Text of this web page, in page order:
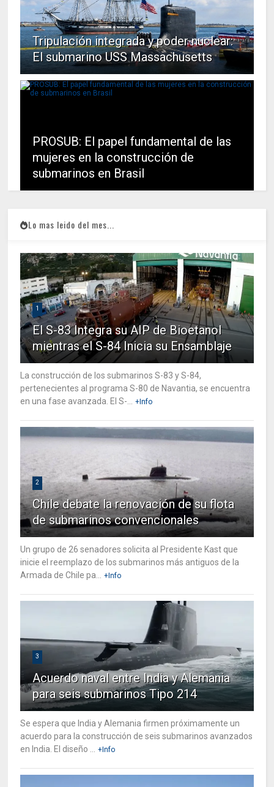
Tripulación integrada y poder nuclear:
El submarino USS Massachusetts
PROSUB: El papel fundamental de las
mujeres en la construcción de
submarinos en Brasil
Lo mas leido del mes...
1
El S-83 Integra su AIP de Bioetanol
mientras el S-84 Inicia su Ensamblaje
La construcción de los submarinos S-83 y S-84,
pertenecientes al programa S-80 de Navantia, se encuentra
en una fase avanzada. El S-...
+Info
2
Chile debate la renovación de su flota
de submarinos convencionales
Un grupo de 26 senadores solicita al Presidente Kast que
inicie el reemplazo de los submarinos más antiguos de la
Armada de Chile pa...
+Info
3
Acuerdo naval entre India y Alemania
para seis submarinos Tipo 214
Se espera que India y Alemania firmen próximamente un
acuerdo para la construcción de seis submarinos avanzados
en India. El diseño ...
+Info